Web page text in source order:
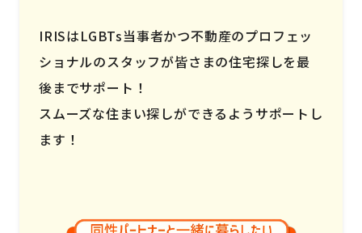
IRISはLGBTs当事者かつ不動産のプロフェッ
ショナルのスタッフが皆さまの住宅探しを最
後までサポート！
スムーズな住まい探しができるようサポートし
ます！